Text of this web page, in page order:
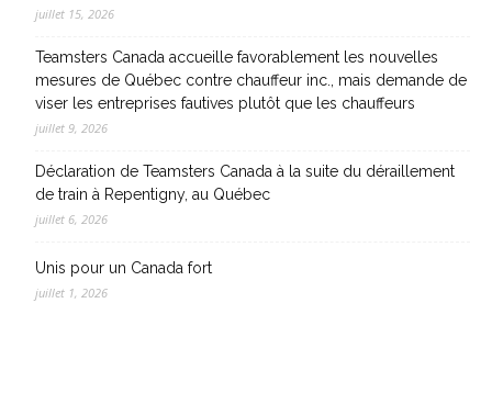
juillet 15, 2026
Teamsters Canada accueille favorablement les nouvelles
mesures de Québec contre chauffeur inc., mais demande de
viser les entreprises fautives plutôt que les chauffeurs
juillet 9, 2026
Déclaration de Teamsters Canada à la suite du déraillement
de train à Repentigny, au Québec
juillet 6, 2026
Unis pour un Canada fort
juillet 1, 2026